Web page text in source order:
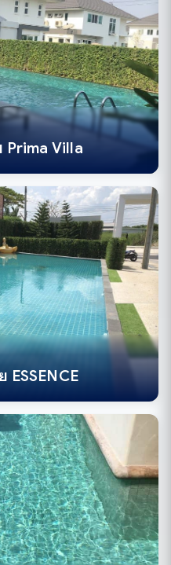
Prima Villa
ESSENCE